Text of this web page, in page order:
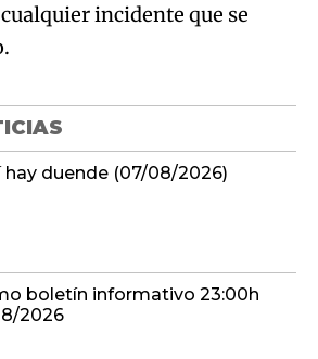
incidente que se
hay duende (07/08/2026)
boletín informativo 23:00h
2026